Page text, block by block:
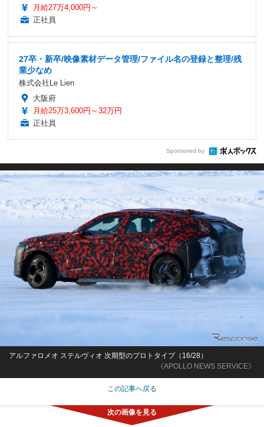
月給27万4,000円～
正社員
27卒・新卒/映像素材データ管理/ファイル名の登録と整理/残
業少なめ
株式会社Le Lien
大阪府
月給25万3,600円～32万円
正社員
Sponsored by
《APOLLO NEWS SERVICE》
アルファロメオ ステルヴィオ 次期型のプロトタイプ（16/28）
この記事へ戻る